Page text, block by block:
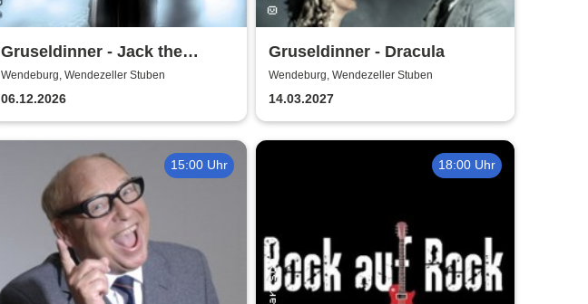
Gruseldinner - Jack the
Ripper
Wendeburg, Wendezeller Stuben
06.12.2026
Gruseldinner - Dracula
Wendeburg, Wendezeller Stuben
14.03.2027
15:00 Uhr 18:00 Uhr